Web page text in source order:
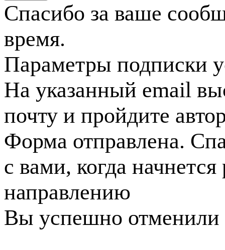
Спасибо за ваше
время.
Параметры подписки
На указанный email
почту и пройдите
Форма отправлена.
с вами, когда
направлению
Вы успешно отменили